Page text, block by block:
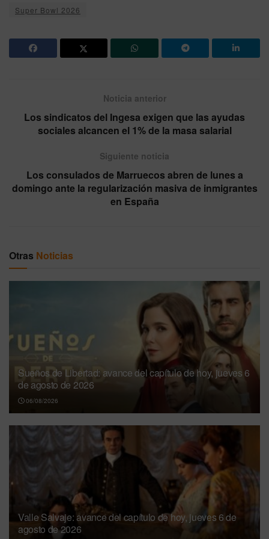
Super Bowl 2026
Noticia anterior
Los sindicatos del Ingesa exigen que las ayudas
sociales alcancen el 1% de la masa salarial
Siguiente noticia
Los consulados de Marruecos abren de lunes a
domingo ante la regularización masiva de inmigrantes
en España
Otras Noticias
Sueños de Libertad: avance del capítulo de hoy, jueves 6
de agosto de 2026
06/08/2026
Valle Salvaje: avance del capítulo de hoy, jueves 6 de
agosto de 2026